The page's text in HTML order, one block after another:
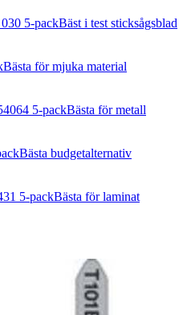
5-packBäst i test sticksågsblad
Bästa för mjuka material
5-packBästa för metall
Bästa budgetalternativ
5-packBästa för laminat